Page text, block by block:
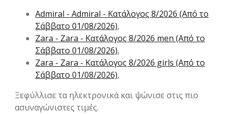
Admiral - Admiral - Kατάλογος 8/2026 (Από το
Σάββατο 01/08/2026),
Zara - Zara - Kατάλογος 8/2026 men (Από το
Σάββατο 01/08/2026),
Zara - Zara - Kατάλογος 8/2026 girls (Από το
Σάββατο 01/08/2026),
Ξεφύλλισε τα ηλεκτρονικά και ψώνισε στις πιο
ασυναγώνιστες τιμές.